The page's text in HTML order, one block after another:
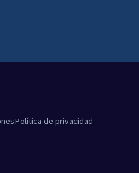
Política de privacidad